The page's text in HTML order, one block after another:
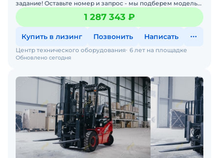
задание! Оставьте номер и запрос - мы подберем модель
со СКИДКОЙ. В наличии на складах новые вилочные
погрузчики
1 287 343 ₽
Купить в лизинг Позвонить Написать
Обновлено сегодня
Центр технического оборудования 6 лет на площадке